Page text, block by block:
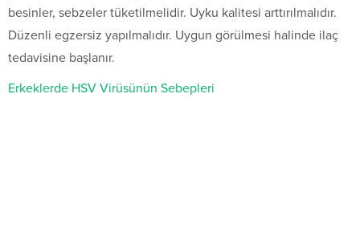
besinler, sebzeler tüketilmelidir. Uyku kalitesi arttırılmalıdır.
Düzenli egzersiz yapılmalıdır. Uygun görülmesi halinde ilaç
tedavisine başlanır.
Erkeklerde HSV Virüsünün Sebepleri